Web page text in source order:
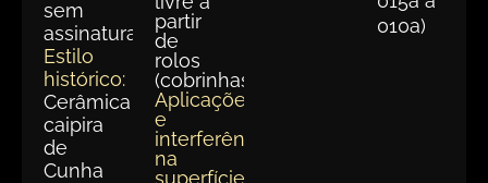
sem
assinatura
Estilo
histórico:
Cerâmica
caipira
de
Cunha
partir
de
rolos
(cobrinhas)
Aplicações
e
interferências
na
superfície:
010a)